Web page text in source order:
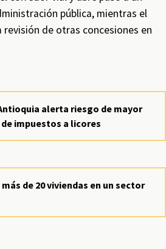
pública, mientras el
revisión de otras concesiones en
alerta riesgo de mayor
impuestos a licores
de 20 viviendas en un sector